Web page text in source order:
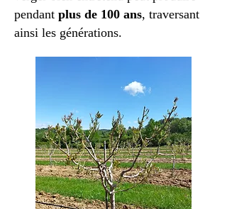
pendant plus de 100 ans, traversant
ainsi les générations.